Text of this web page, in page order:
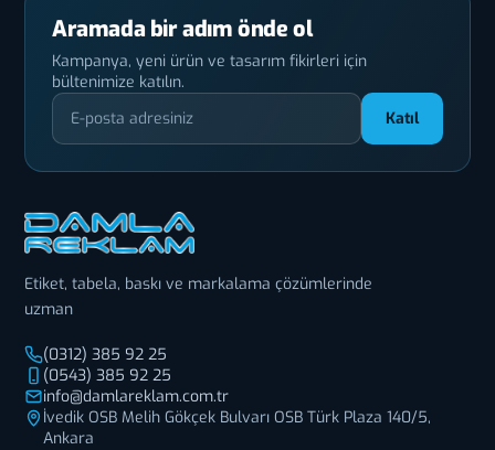
Aramada bir adım önde ol
Kampanya, yeni ürün ve tasarım fikirleri için
bültenimize katılın.
Katıl
Etiket, tabela, baskı ve markalama çözümlerinde
uzman
(0312) 385 92 25
(0543) 385 92 25
info@damlareklam.com.tr
İvedik OSB Melih Gökçek Bulvarı OSB Türk Plaza 140/5,
Ankara